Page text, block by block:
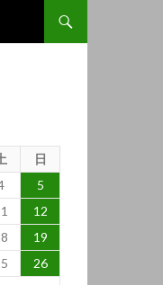
日
5
12
19
26